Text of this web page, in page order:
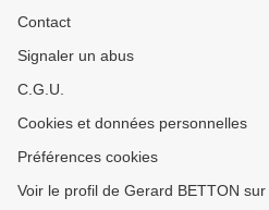
Contact
Signaler un abus
C.G.U.
Cookies et données personnelles
Préférences cookies
Voir le profil de Gerard BETTON